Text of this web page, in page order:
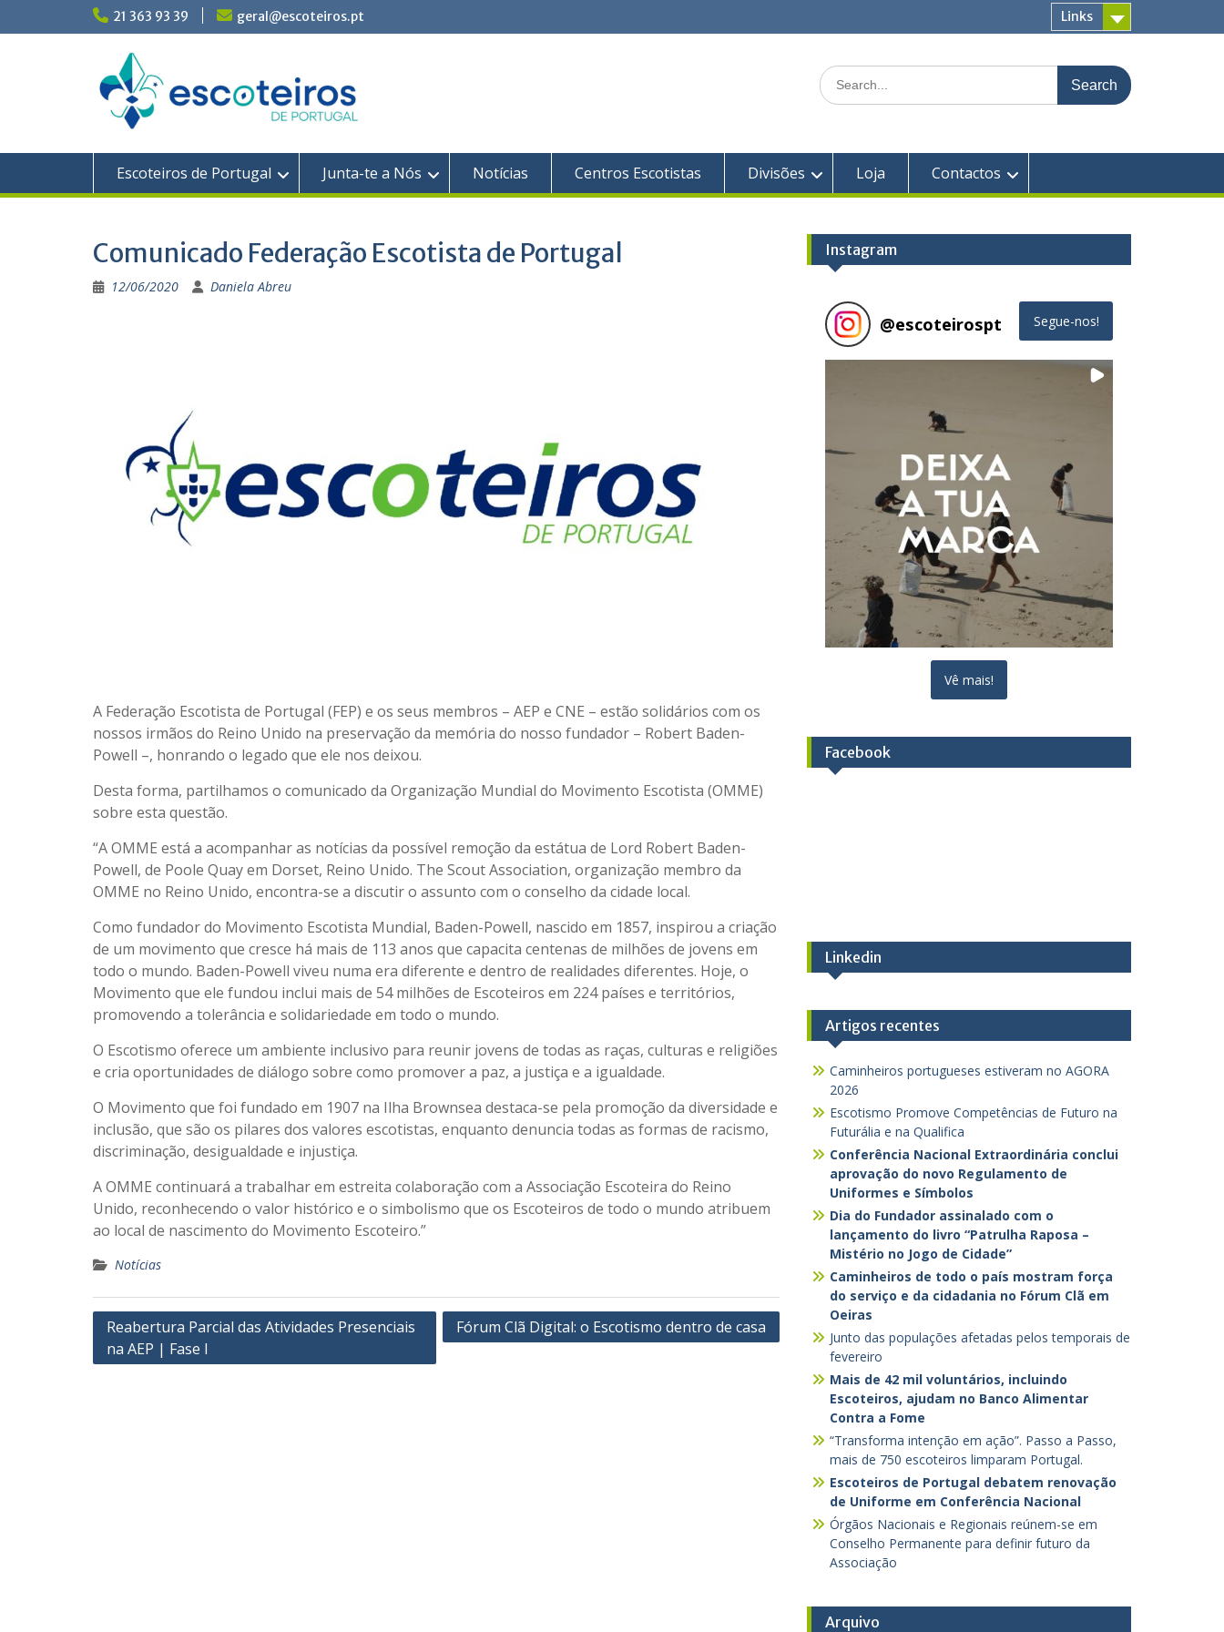
21 363 93 39 geral@escoteiros.pt Links
Search
for:
Escoteiros de Portugal Junta-te a Nós Notícias Centros Escotistas Divisões Loja Contactos
Comunicado Federação Escotista de Portugal
12/06/2020 Daniela Abreu
A Federação Escotista de Portugal (FEP) e os seus membros – AEP e CNE – estão solidários com os
nossos irmãos do Reino Unido na preservação da memória do nosso fundador – Robert Baden-
Powell –, honrando o legado que ele nos deixou.
Desta forma, partilhamos o comunicado da Organização Mundial do Movimento Escotista (OMME)
sobre esta questão.
“A OMME está a acompanhar as notícias da possível remoção da estátua de Lord Robert Baden-
Powell, de Poole Quay em Dorset, Reino Unido. The Scout Association, organização membro da
OMME no Reino Unido, encontra-se a discutir o assunto com o conselho da cidade local.
Como fundador do Movimento Escotista Mundial, Baden-Powell, nascido em 1857, inspirou a criação
de um movimento que cresce há mais de 113 anos que capacita centenas de milhões de jovens em
todo o mundo. Baden-Powell viveu numa era diferente e dentro de realidades diferentes. Hoje, o
Movimento que ele fundou inclui mais de 54 milhões de Escoteiros em 224 países e territórios,
promovendo a tolerância e solidariedade em todo o mundo.
O Escotismo oferece um ambiente inclusivo para reunir jovens de todas as raças, culturas e religiões
e cria oportunidades de diálogo sobre como promover a paz, a justiça e a igualdade.
O Movimento que foi fundado em 1907 na Ilha Brownsea destaca-se pela promoção da diversidade e
inclusão, que são os pilares dos valores escotistas, enquanto denuncia todas as formas de racismo,
discriminação, desigualdade e injustiça.
A OMME continuará a trabalhar em estreita colaboração com a Associação Escoteira do Reino
Unido, reconhecendo o valor histórico e o simbolismo que os Escoteiros de todo o mundo atribuem
ao local de nascimento do Movimento Escoteiro.”
Notícias
Navegação
de
Reabertura Parcial das Atividades Presenciais
na AEP | Fase I
Fórum Clã Digital: o Escotismo dentro de casa
Instagram
@escoteirospt Segue-nos!
Vê mais!
Facebook
Linkedin
Artigos recentes
Caminheiros portugueses estiveram no AGORA
2026
Escotismo Promove Competências de Futuro na
Futurália e na Qualifica
Conferência Nacional Extraordinária conclui
aprovação do novo Regulamento de
Uniformes e Símbolos
Dia do Fundador assinalado com o
lançamento do livro “Patrulha Raposa –
Mistério no Jogo de Cidade”
Caminheiros de todo o país mostram força
do serviço e da cidadania no Fórum Clã em
Oeiras
Junto das populações afetadas pelos temporais de
fevereiro
Mais de 42 mil voluntários, incluindo
Escoteiros, ajudam no Banco Alimentar
Contra a Fome
“Transforma intenção em ação”. Passo a Passo,
mais de 750 escoteiros limparam Portugal.
Escoteiros de Portugal debatem renovação
de Uniforme em Conferência Nacional
Órgãos Nacionais e Regionais reúnem-se em
Conselho Permanente para definir futuro da
Associação
Arquivo